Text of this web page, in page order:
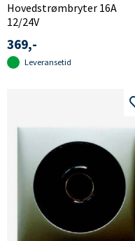
Hovedstrømbryter 16A
12/24V
369,-
Leveransetid